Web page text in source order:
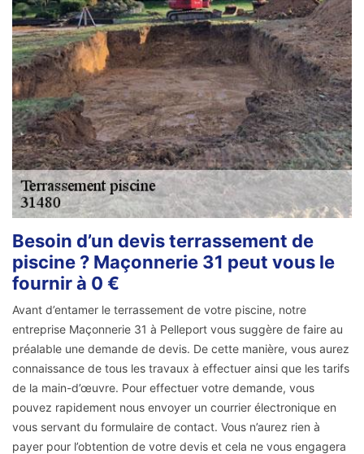
Besoin d’un devis terrassement de
piscine ? Maçonnerie 31 peut vous le
fournir à 0 €
Avant d’entamer le terrassement de votre piscine, notre
entreprise Maçonnerie 31 à Pelleport vous suggère de faire au
préalable une demande de devis. De cette manière, vous aurez
connaissance de tous les travaux à effectuer ainsi que les tarifs
de la main-d’œuvre. Pour effectuer votre demande, vous
pouvez rapidement nous envoyer un courrier électronique en
vous servant du formulaire de contact. Vous n’aurez rien à
payer pour l’obtention de votre devis et cela ne vous engagera